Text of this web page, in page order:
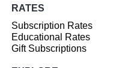
RATES
Subscription Rates
Educational Rates
Gift Subscriptions